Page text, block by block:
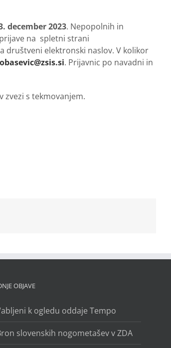
december 2023. Nepopolnih in
na spletni strani
društveni elektronski naslov. V kolikor
. Prijavnic po navadni in
zvezi s tekmovanjem.
OBJAVE
k ogledu oddaje Tempo
slovenskih nogometašev v ZDA